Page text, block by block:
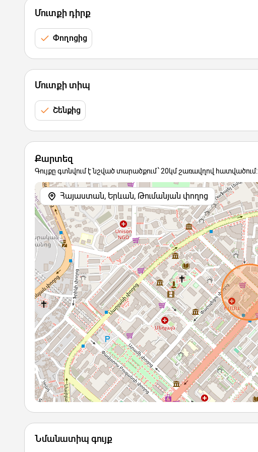
Մուտքի դիրք
Փողոցից
Մուտքի տիպ
Շենքից
Քարտեզ
Գույքը գտնվում է նշված տարածքում՝ 20կմ շառավղով հատվածում:
Հայաստան, Երևան, Թումանյան փողոց
Նմանատիպ գույք